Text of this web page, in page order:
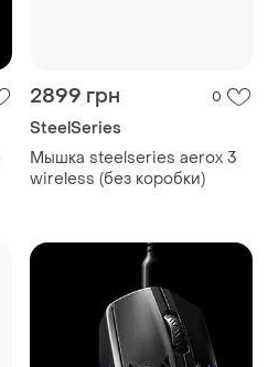
2899 грн 0
SteelSeries
Мышка steelseries aerox 3
wireless (без коробки)